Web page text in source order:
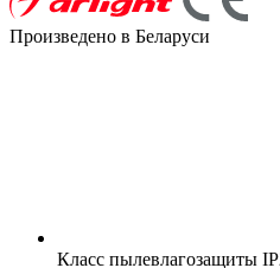
Произведено в Беларуси
Класс пылевлагозащиты